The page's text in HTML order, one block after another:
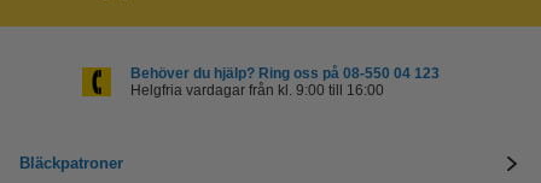
Behöver du hjälp? Ring oss på 08-550 04 123
Helgfria vardagar från kl. 9:00 till 16:00
Bläckpatroner